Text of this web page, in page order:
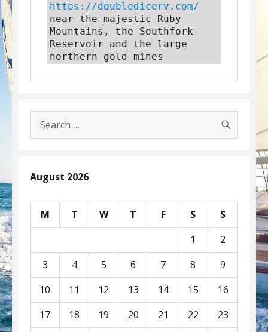
https://doubledicerv.com/
near the majestic Ruby
Mountains, the Southfork
Reservoir and the large
northern gold mines
Search
for:
August 2026
M T W T F S
S
1
2
3
4 5 6 7 8
9
10
11 12 13 14 15
16
17
18 19 20 21 22
23